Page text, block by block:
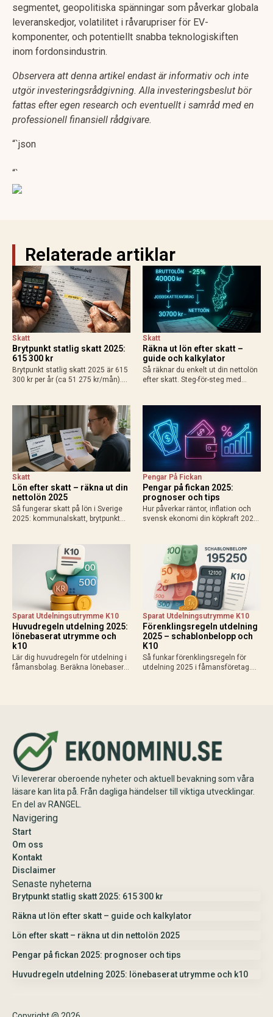
segmentet, geopolitiska spänningar som påverkar globala
leveranskedjor, volatilitet i råvarupriser för EV-
komponenter, och potentiellt snabba teknologiskiften
inom fordonsindustrin.
Observera att denna artikel endast är informativ och inte
utgör investeringsrådgivning. Alla investeringsbeslut bör
fattas efter egen research och eventuellt i samråd med en
professionell finansiell rådgivare.
“`json
“`
Relaterade artiklar
Brytpunkt statlig skatt 2025:
615 300 kr
Skatt
Brytpunkt statlig skatt 2025 är 615
300 kr per år (ca 51 275 kr/mån).
löntagare och pensionärer. Så
påverkas din plånbok!
Räkna ut lön efter skatt –
guide och kalkylator
Skatt
Så räknar du enkelt ut din nettolön
efter skatt. Steg-för-steg med
resultat 2025.
Lön efter skatt – räkna ut din
nettolön 2025
Skatt
Så fungerar skatt på lön i Sverige
2025: kommunalskatt, brytpunkt
Exempel, kalkylatorer och tips för
att räkna ut vad du får…
Pengar på fickan 2025:
prognoser och tips
Pengar På Fickan
Hur påverkar räntor, inflation och
svensk ekonomi din köpkraft 2025?
praktiska tips för att maximera
disponibel inkomst.
Huvudregeln utdelning 2025:
lönebaserat utrymme och
k10
Sparat Utdelningsutrymme K10
Lär dig huvudregeln för utdelning i
fåmansbolag. Beräkna lönebaserat
Förenklingsregeln utdelning
2025 – schablonbelopp och
K10
Sparat Utdelningsutrymme K10
Så funkar förenklingsregeln för
utdelning 2025 i fåmansföretag.
Vi levererar oberoende nyheter och aktuell bevakning som våra
läsare kan lita på. Från dagliga händelser till viktiga utvecklingar.
En del av RANGEL.
Navigering
Start
Om oss
Kontakt
Disclaimer
Senaste nyheterna
Brytpunkt statlig skatt 2025: 615 300 kr
Räkna ut lön efter skatt – guide och kalkylator
Lön efter skatt – räkna ut din nettolön 2025
Pengar på fickan 2025: prognoser och tips
Huvudregeln utdelning 2025: lönebaserat utrymme och k10